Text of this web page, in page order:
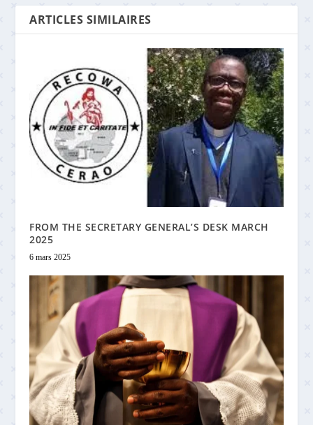
ARTICLES SIMILAIRES
FROM THE SECRETARY GENERAL’S DESK MARCH
2025
6 mars 2025